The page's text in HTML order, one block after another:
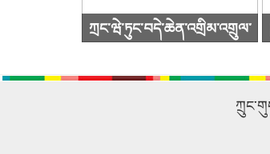
ཀྲང་ཝེ་ཏུང་བདེ་ཆེན་འགྲིམ་འགྲུལ་
ཕེབས་ནས་བརྟག་དཔྱད་གནང་བ།